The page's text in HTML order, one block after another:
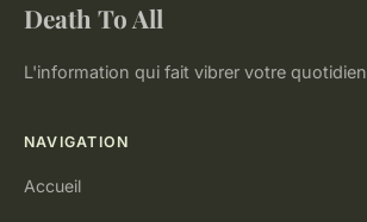
Death To All
L'information qui fait vibrer votre quotidien
NAVIGATION
Accueil